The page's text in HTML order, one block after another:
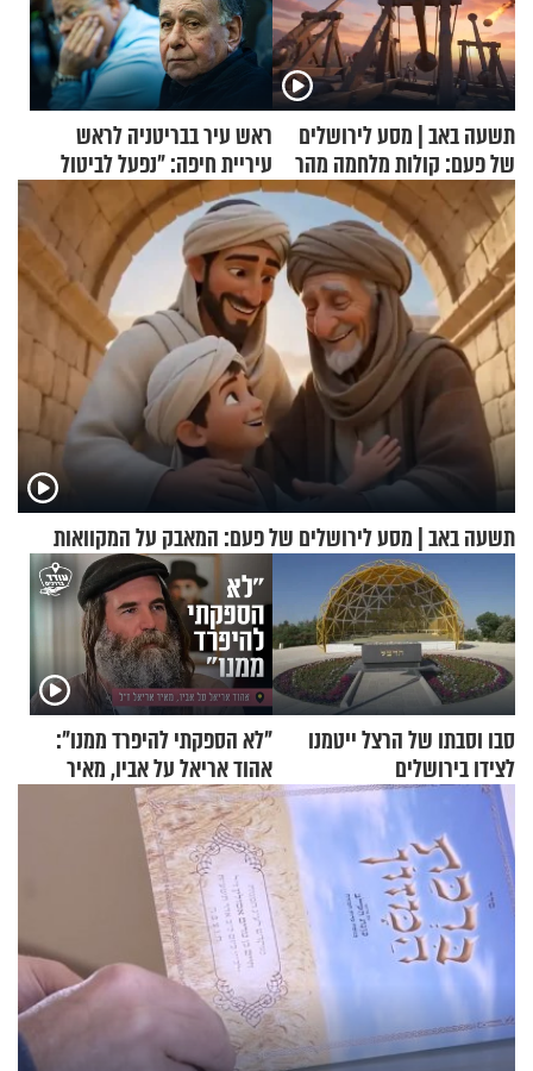
תשעה באב | מסע לירושלים
של פעם: קולות מלחמה מהר
הזיתים
ראש עיר בבריטניה לראש
עיריית חיפה: ״נפעל לביטול
ברית הערים התאומות״
תשעה באב | מסע לירושלים של פעם: המאבק על המקוואות
סבו וסבתו של הרצל ייטמנו
לצידו בירושלים
"לא הספקתי להיפרד ממנו":
אהוד אריאל על אביו, מאיר
אריאל ז"ל